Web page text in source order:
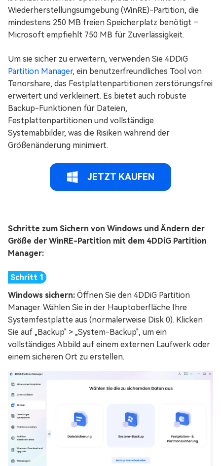
Wiederherstellungsumgebung (WinRE)-Partition, die
mindestens 250 MB freien Speicherplatz benötigt –
Microsoft empfiehlt 750 MB für Zuverlässigkeit.
Um sie sicher zu erweitern, verwenden Sie 4DDiG
Partition Manager, ein benutzerfreundliches Tool von
Tenorshare, das Festplattenpartitionen zerstörungsfrei
erweitert und verkleinert. Es bietet auch robuste
Backup-Funktionen für Dateien,
Festplattenpartitionen und vollständige
Systemabbilder, was die Risiken während der
Größenänderung minimiert.
JETZT KAUFEN
Schritte zum Sichern von Windows und Ändern der
Größe der WinRE-Partition mit dem 4DDiG Partition
Manager:
Windows sichern: Öffnen Sie den 4DDiG Partition
Manager. Wählen Sie in der Hauptoberfläche Ihre
Systemfestplatte aus (normalerweise Disk 0). Klicken
Sie auf „Backup" > „System-Backup", um ein
vollständiges Abbild auf einem externen Laufwerk oder
einem sicheren Ort zu erstellen.